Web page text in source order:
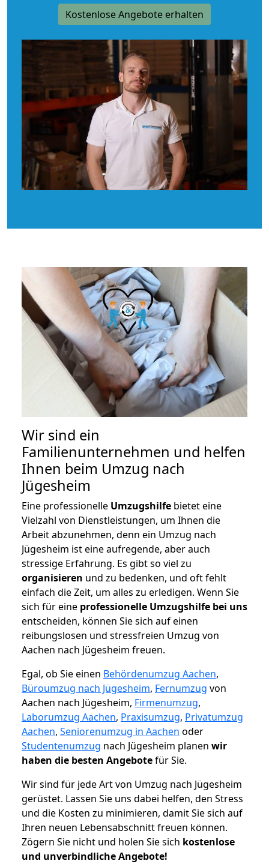
Kostenlose Angebote erhalten
Wir sind ein
Familienunternehmen und helfen
Ihnen beim Umzug nach
Jügesheim
Eine professionelle Umzugshilfe bietet eine
Vielzahl von Dienstleistungen, um Ihnen die
Arbeit abzunehmen, denn ein Umzug nach
Jügesheim ist eine aufregende, aber auch
stressige Erfahrung. Es gibt so viel zu
organisieren und zu bedenken, und oft fehlt
einfach die Zeit, um alles zu erledigen. Wenn Sie
sich für eine professionelle Umzugshilfe bei uns
entscheiden, können Sie sich auf einen
reibungslosen und stressfreien Umzug von
Aachen nach Jügesheim freuen.
Egal, ob Sie einen Behördenumzug Aachen,
Büroumzug nach Jügesheim, Fernumzug von
Aachen nach Jügesheim, Firmenumzug,
Laborumzug Aachen, Praxisumzug, Privatumzug
Aachen, Seniorenumzug in Aachen oder
Studentenumzug nach Jügesheim planen wir
haben die besten Angebotefür Sie.
Wir sind für jede Art von Umzug nach Jügesheim
gerüstet. Lassen Sie uns dabei helfen, den Stress
und die Kosten zu minimieren, damit Sie sich auf
Ihren neuen Lebensabschnitt freuen können.
Zögern Sie nicht und holen Sie sich kostenlose
und unverbindliche Angebote!